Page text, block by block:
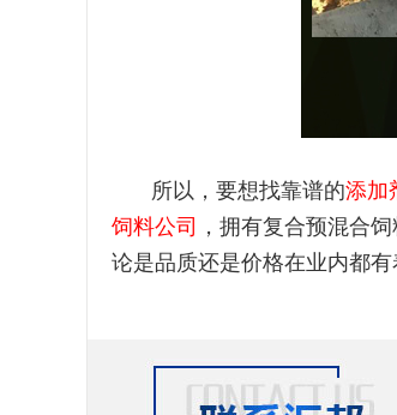
所以，要想找靠谱的添加
饲料公司
，拥有复合预混合
论是品质还是价格在业内都有